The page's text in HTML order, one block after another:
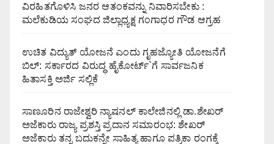
ವಿರಹಿತಗೊಳಿಸಿ ಜನರ ಆತಂಕವನ್ನು ನಿವಾರಿಸಬೇಕು :
ಮಲೆಕುಡಿಯ ಸಂಘದ ಜಿಲ್ಲಾಧ್ಯಕ್ಷ ಗಂಗಾಧರ ಗೌಡ ಆಗ್ರಹ
ಉಚಿತ ವಿದ್ಯುತ್ ಯೋಜನೆ ಎಂದು ಗೃಹಜ್ಯೋತಿ ಯೋಜನೆಗೆ
ಬಿಲ್: ಸರ್ಕಾರದ ವಿರುದ್ಧ ಹೈಕೋರ್ಟ್`ಗೆ ಸಾರ್ವಜನಿಕ
ಹಿತಾಸಕ್ತಿ ಅರ್ಜಿ ಸಲ್ಲಿಕೆ
ಸಾಣೂರಿನ ರಾಜೇಶ್ವರಿ ನ್ಯಾಷನಲ್ ಕಾಲೇಜಿನಲ್ಲಿ ಡಾ.ಶೇಖರ್
ಅಜೆಕಾರು ರಾಜ್ಯ ಪ್ರಶಸ್ತಿ ಪ್ರದಾನ ಸಮಾರಂಭ: ಶೇಖರ್
ಅಜೆಕಾರು ತನ್ನ ಬದುಕನ್ನೇ ಸಾಹಿತ್ಯ ಹಾಗೂ ಪತ್ರಿಕಾ ರಂಗಕ್ಕೆ